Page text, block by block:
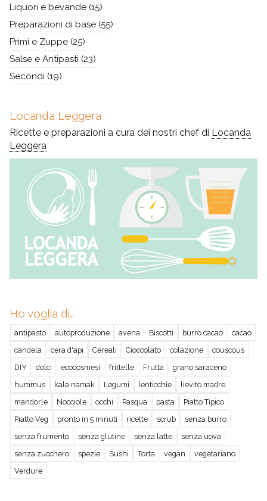
Liquori e bevande (15)
Preparazioni di base (55)
Primi e Zuppe (25)
Salse e Antipasti (23)
Secondi (19)
Locanda Leggera
Ricette e preparazioni a cura dei nostri chef di Locanda
Leggera
Ho voglia di…
antipasto autoproduzione avena Biscotti burro cacao
cacao
candela
cera d'api Cereali Cioccolato colazione
couscous
DIY
dolci ecocosmesi frittelle Frutta
grano saraceno
hummus
kala namak Legumi lenticchie
lievito madre
mandorle
Nocciole occhi Pasqua pasta
Piatto Tipico
Piatto Veg
pronto in 5 minuti ricette scrub
senza burro
senza frumento
senza glutine senza latte
senza uova
senza zucchero
spezie Sushi Torta vegan
vegetariano
Verdure